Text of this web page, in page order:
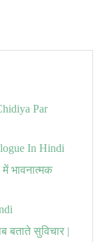
Par
In Hindi
भावनात्मक
बताते सुविचार |